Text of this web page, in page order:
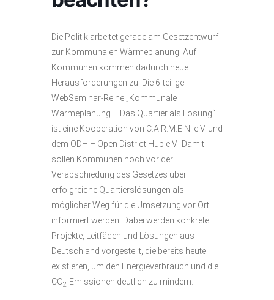
Die Politik arbeitet gerade am Gesetzentwurf
zur Kommunalen Wärmeplanung. Auf
Kommunen kommen dadurch neue
Herausforderungen zu. Die 6-teilige
WebSeminar-Reihe „Kommunale
Wärmeplanung – Das Quartier als Lösung“
ist eine Kooperation von C.A.R.M.E.N. e.V. und
dem ODH – Open District Hub e.V.. Damit
sollen Kommunen noch vor der
Verabschiedung des Gesetzes über
erfolgreiche Quartierslösungen als
möglicher Weg für die Umsetzung vor Ort
informiert werden. Dabei werden konkrete
Projekte, Leitfäden und Lösungen aus
Deutschland vorgestellt, die bereits heute
existieren, um den Energieverbrauch und die
CO2-Emissionen deutlich zu mindern.